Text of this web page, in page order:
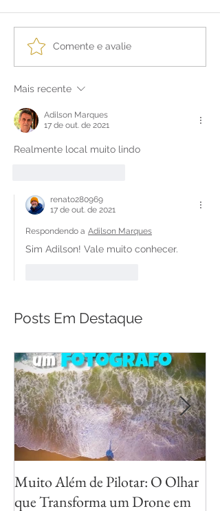
Comente e avalie
Mais recente
Adilson Marques
17 de out. de 2021
Realmente local muito lindo
renato280969
17 de out. de 2021
Respondendo a Adilson Marques
Sim Adilson! Vale muito conhecer.
Posts Em Destaque
Muito Além de Pilotar: O Olhar
que Transforma um Drone em